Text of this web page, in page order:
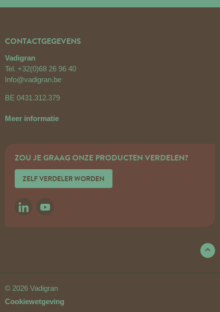
CONTACTGEGEVENS
Vadigran
Tel. +32(0)68 26 96 40
Info@vadigran.be
BE 0431.312.379
Meer informatie
ZOU JE GRAAG ONZE PRODUCTEN VERDELEN?
ZELF VERDELER WORDEN
LINKEDINYOUTUBE
© 2026 Vadigran
Cookiewetgeving